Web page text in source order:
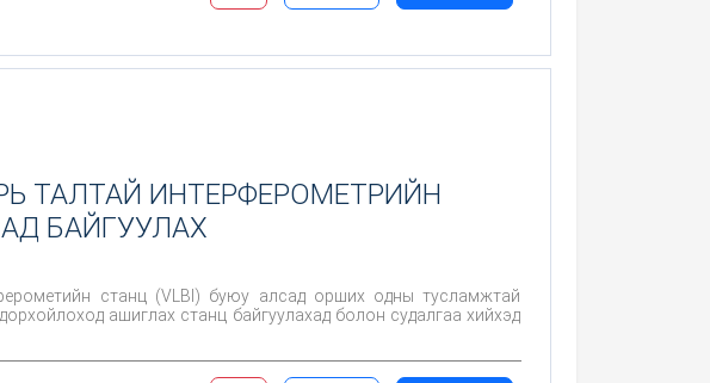
ТАЛТАЙ ИНТЕРФЕРОМЕТРИЙН
БАЙГУУЛАХ
станц (VLBI) буюу алсад орших одны тусламжтай
ашиглах станц байгуулахад болон судалгаа хийхэд